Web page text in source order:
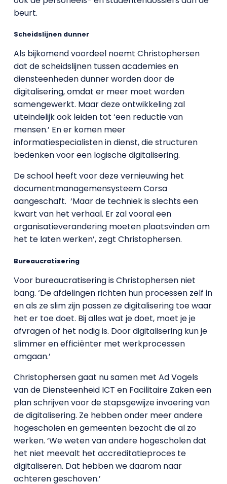
beurt.
Scheidslijnen dunner
Als bijkomend voordeel noemt Christophersen
dat de scheidslijnen tussen academies en
diensteenheden dunner worden door de
digitalisering, omdat er meer moet worden
samengewerkt. Maar deze ontwikkeling zal
uiteindelijk ook leiden tot ‘een reductie van
mensen.’ En er komen meer
informatiespecialisten in dienst, die structuren
bedenken voor een logische digitalisering.
De school heeft voor deze vernieuwing het
documentmanagemensysteem Corsa
aangeschaft. ‘Maar de techniek is slechts een
kwart van het verhaal. Er zal vooral een
organisatieverandering moeten plaatsvinden om
het te laten werken’, zegt Christophersen.
Bureaucratisering
Voor bureaucratisering is Christophersen niet
bang. ‘De afdelingen richten hun processen zelf in
en als ze slim zijn passen ze digitalisering toe waar
het er toe doet. Bij alles wat je doet, moet je je
afvragen of het nodig is. Door digitalisering kun je
slimmer en efficiënter met werkprocessen
omgaan.’
Christophersen gaat nu samen met Ad Vogels
van de Diensteenheid ICT en Facilitaire Zaken een
plan schrijven voor de stapsgewijze invoering van
de digitalisering. Ze hebben onder meer andere
hogescholen en gemeenten bezocht die al zo
werken. ‘We weten van andere hogescholen dat
het niet meevalt het accreditatieproces te
digitaliseren. Dat hebben we daarom naar
achteren geschoven.’